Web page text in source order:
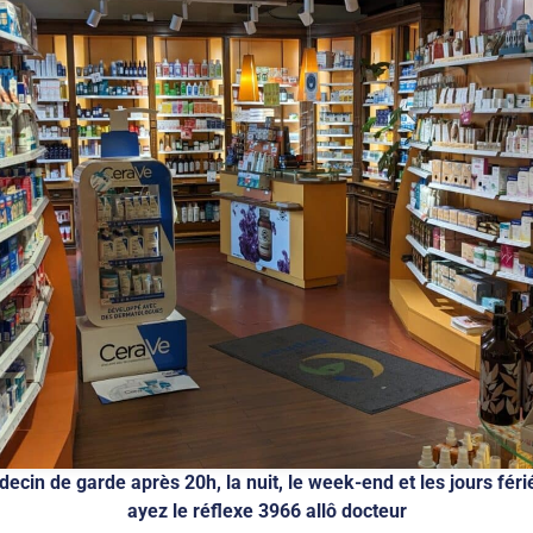
de garde après 20h, la nuit, le week-end et les jours
ayez le réflexe 3966 allô docteur